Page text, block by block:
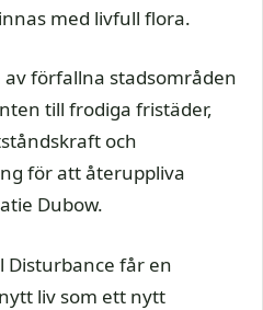
med livfull flora.
förfallna stadsområden
till frodiga fristäder,
och
för att återuppliva
Dubow.
Disturbance får en
liv som ett nytt